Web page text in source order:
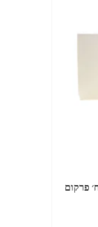
קרטין לשיקום שיער צבוע 12 יח׳ פרקום